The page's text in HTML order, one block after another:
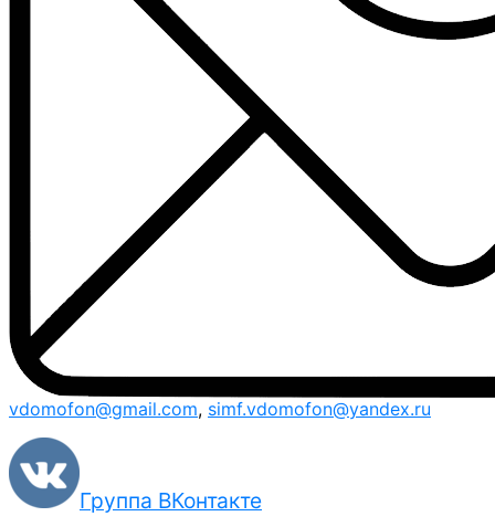
vdomofon@gmail.com, simf.vdomofon@yandex.ru
Группа ВКонтакте